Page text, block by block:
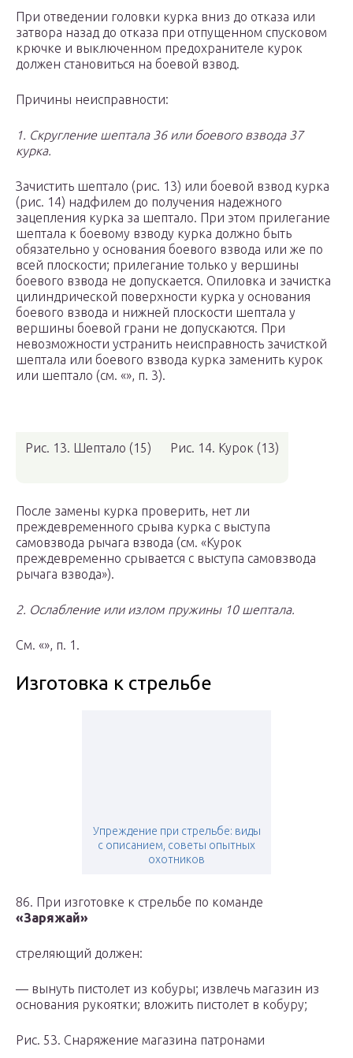
При отведении головки курка вниз до отказа или
затвора назад до отказа при отпущенном спусковом
крючке и выключенном предохранителе курок
должен становиться на боевой взвод.
Причины неисправности:
1. Скругление шептала 36 или боевого взвода 37
курка.
Зачистить шептало (рис. 13) или боевой взвод курка
(рис. 14) надфилем до получения надежного
зацепления курка за шептало. При этом прилегание
шептала к боевому взводу курка должно быть
обязательно у основания боевого взвода или же по
всей плоскости; прилегание только у вершины
боевого взвода не допускается. Опиловка и зачистка
цилиндрической поверхности курка у основания
боевого взвода и нижней плоскости шептала у
вершины боевой грани не допускаются. При
невозможности устранить неисправность зачисткой
шептала или боевого взвода курка заменить курок
или шептало (см. «», п. 3).
Рис. 13. Шептало (15) Рис. 14. Курок (13)
После замены курка проверить, нет ли
преждевременного срыва курка с выступа
самовзвода рычага взвода (см. «Курок
преждевременно срывается с выступа самовзвода
рычага взвода»).
2. Ослабление или излом пружины 10 шептала.
См. «», п. 1.
Изготовка к стрельбе
Упреждение при стрельбе: виды
с описанием, советы опытных
охотников
86. При изготовке к стрельбе по команде
«Заряжай»
стреляющий должен:
— вынуть пистолет из кобуры; извлечь магазин из
основания рукоятки; вложить пистолет в кобуру;
Рис. 53. Снаряжение магазина патронами